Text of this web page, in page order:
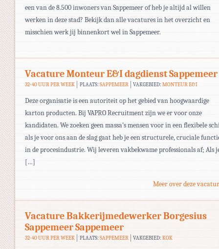
een van de 8.500 inwoners van Sappemeer of heb je altijd al willen
werken in deze stad? Bekijk dan alle vacatures in het overzicht en
misschien werk jij binnenkort wel in Sappemeer.
Vacature Monteur E&I dagdienst Sappemeer
32-40 UUR PER WEEK PLAATS: SAPPEMEER VAKGEBIED:MONTEUR E&I
Deze organisatie is een autoriteit op het gebied van hoogwaardige
karton producten. Bij VAPRO Recruitment zijn we er voor onze
kandidaten. We zoeken geen massa’s mensen voor in een flexibele
als je voor ons aan de slag gaat heb je een structurele, cruciale
in de procesindustrie. Wij leveren vakbekwame professionals af; Als
[…]
Meer over deze
Vacature Bakkerijmedewerker Borgesius
Sappemeer Sappemeer
32-40 UUR PER WEEK PLAATS: SAPPEMEER VAKGEBIED:KOK